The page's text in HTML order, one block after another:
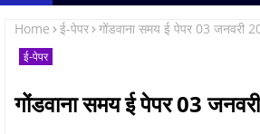
Home ई-पेपर गोंडवाना समय ई पेपर 03 जनवरी
ई-पेपर
गोंडवाना समय ई पेपर 03